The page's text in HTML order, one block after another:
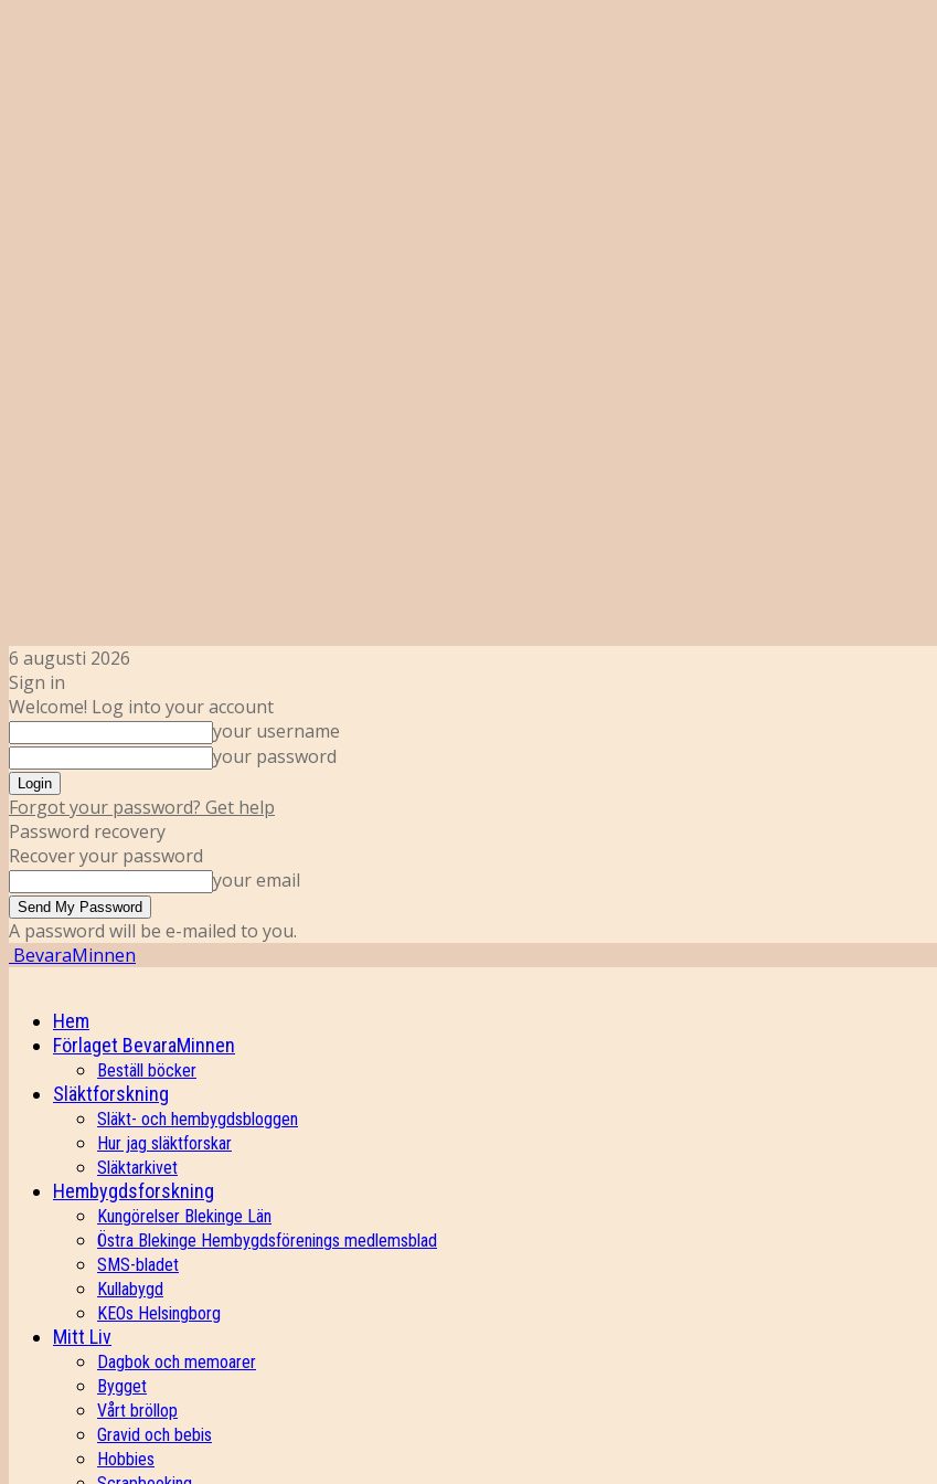
6 augusti 2026
Sign in
Welcome! Log into your account
your username
your password
Forgot your password? Get help
Password recovery
Recover your password
your email
A password will be e-mailed to you.
BevaraMinnen
Hem
Förlaget BevaraMinnen
Beställ böcker
Släktforskning
Släkt- och hembygdsbloggen
Hur jag släktforskar
Släktarkivet
Hembygdsforskning
Kungörelser Blekinge Län
Östra Blekinge Hembygdsförenings medlemsblad
SMS-bladet
Kullabygd
KEOs Helsingborg
Mitt Liv
Dagbok och memoarer
Bygget
Vårt bröllop
Gravid och bebis
Hobbies